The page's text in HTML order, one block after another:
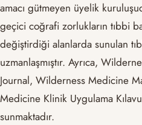
amacı gütmeyen üyelik
geçici coğrafi zorlukların tıbbi
değiştirdiği alanlarda sunulan
uzmanlaşmıştır. Ayrıca,
Journal, Wilderness Medicine
Medicine Klinik Uygulama
sunmaktadır.